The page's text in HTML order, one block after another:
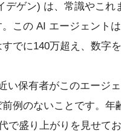
デゲン) は、常識やこれ
。この AI エージェント
でに140万超え、数字
い保有者がこのエージ
前例のないことです。
で盛り上がりを見せて